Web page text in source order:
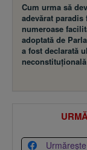
Cum urma să
adevărat
numeroase
adoptată de
a fost declarată
neconstituţională
Urmărește